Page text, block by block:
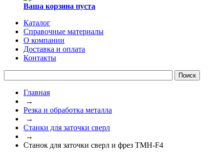
Ваша корзина пуста
Каталог
Справочные материалы
О компании
Доставка и оплата
Контакты
Главная
→
Резка и обработка металла
→
Станки для заточки сверл
→
Станок для заточки сверл и фрез TMH-F4